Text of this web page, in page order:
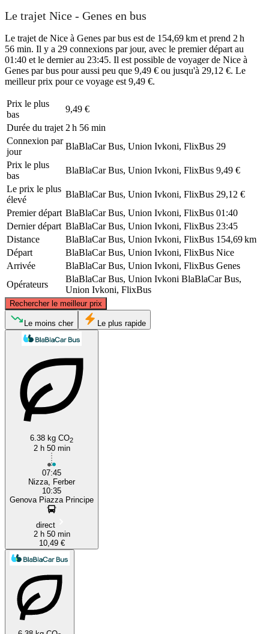
Le trajet Nice - Genes en bus
Le trajet de Nice à Genes par bus est de 154,69 km et prend 2 h
56 min. Il y a 29 connexions par jour, avec le premier départ au
01:40 et le dernier au 23:45. Il est possible de voyager de Nice à
Genes par bus pour aussi peu que 9,49 € ou jusqu'à 29,12 €. Le
meilleur prix pour ce voyage est 9,49 €.
Prix ​​le plus
bas
9,49 €
Durée du trajet 2 h 56 min
Connexion par
jour
BlaBlaCar Bus, Union Ivkoni, FlixBus 29
Prix ​​le plus
bas
BlaBlaCar Bus, Union Ivkoni, FlixBus 9,49 €
Le prix le plus
élevé
BlaBlaCar Bus, Union Ivkoni, FlixBus 29,12 €
Premier départ BlaBlaCar Bus, Union Ivkoni, FlixBus 01:40
Dernier départ BlaBlaCar Bus, Union Ivkoni, FlixBus 23:45
Distance
BlaBlaCar Bus, Union Ivkoni, FlixBus 154,69 km
Départ
BlaBlaCar Bus, Union Ivkoni, FlixBus Nice
Arrivée
BlaBlaCar Bus, Union Ivkoni, FlixBus Genes
Opérateurs
BlaBlaCar Bus, Union Ivkoni BlaBlaCar Bus,
Union Ivkoni, FlixBus
Rechercher le meilleur prix
Nice
©CARTO
Le moins cher Le plus rapide
6.38 kg CO2
2 h 50 min
07:45
Nizza, Ferber
10:35
Genova Piazza Principe
direct
2 h 50 min
10,49 €